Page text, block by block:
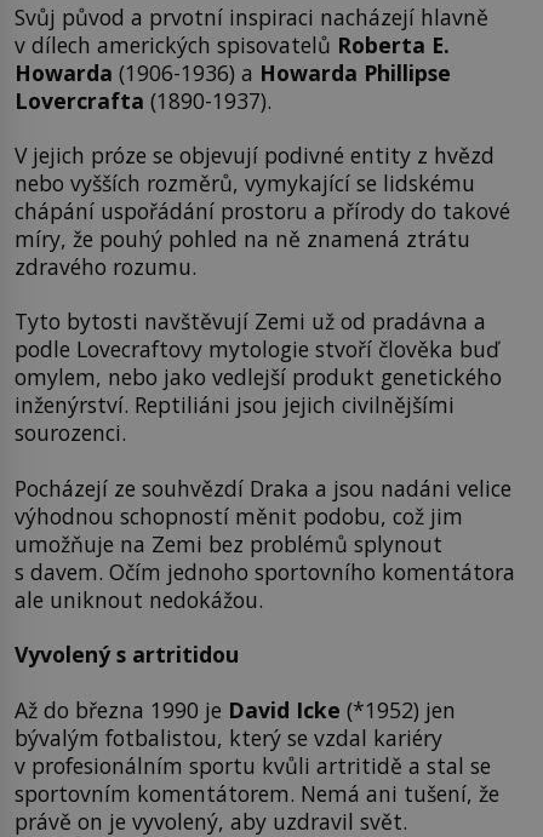
Svůj původ a prvotní inspiraci nacházejí hlavně
v dílech amerických spisovatelů Roberta E.
Howarda (1906-1936) a Howarda Phillipse
Lovercrafta (1890-1937).
V jejich próze se objevují podivné entity z hvězd
nebo vyšších rozměrů, vymykající se lidskému
chápání uspořádání prostoru a přírody do takové
míry, že pouhý pohled na ně znamená ztrátu
zdravého rozumu.
Tyto bytosti navštěvují Zemi už od pradávna a
podle Lovecraftovy mytologie stvoří člověka buď
omylem, nebo jako vedlejší produkt genetického
inženýrství. Reptiliáni jsou jejich civilnějšími
sourozenci.
Pocházejí ze souhvězdí Draka a jsou nadáni velice
výhodnou schopností měnit podobu, což jim
umožňuje na Zemi bez problémů splynout
s davem. Očím jednoho sportovního komentátora
ale uniknout nedokážou.
Vyvolený s artritidou
Až do března 1990 je David Icke (*1952) jen
bývalým fotbalistou, který se vzdal kariéry
v profesionálním sportu kvůli artritidě a stal se
sportovním komentátorem. Nemá ani tušení, že
právě on je vyvolený, aby uzdravil svět.